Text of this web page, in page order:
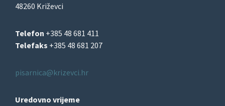
48260 Križevci
Telefon +385 48 681 411
Telefaks +385 48 681 207
pisarnica@krizevci.hr
Uredovno vrijeme